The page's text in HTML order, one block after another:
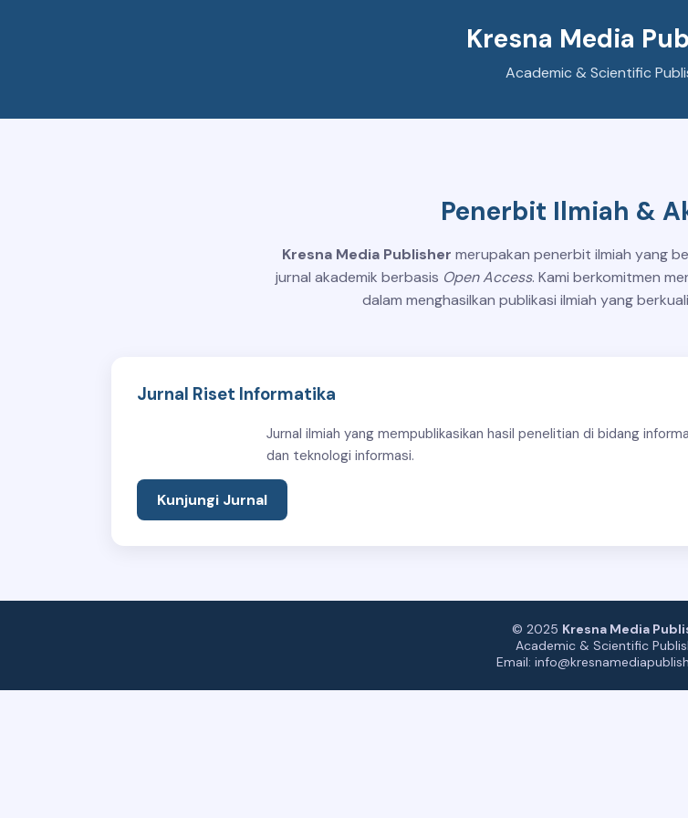
Kresna Media
Academic & Scientific
Penerbit Ilmiah &
Kresna Media Publisher merupakan penerbit ilmiah yang
jurnal akademik berbasis Open Access. Kami berkomitmen
dalam menghasilkan publikasi ilmiah yang
Jurnal Riset Informatika
Jurnal ilmiah yang mempublikasikan hasil penelitian di bidang
dan teknologi informasi.
Kunjungi Jurnal
© 2025 Kresna Media
Academic & Scientific
Email: